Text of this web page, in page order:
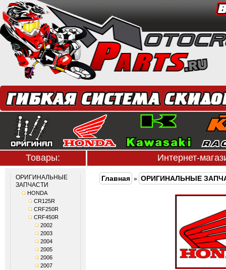
Товары: Интернет-
ОРИГИНАЛЬНЫЕ
ЗАПЧАСТИ
HONDA
CR125R
CRF250R
CRF450R
2002
2003
2004
2005
2006
2007
Главная » ОРИГИНАЛЬНЫЕ